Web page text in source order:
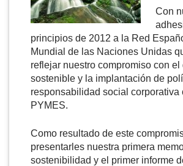
Con
principios de 2012 a la Red
Mundial de las Naciones Unidas
reflejar nuestro compromiso con
sostenible y la implantación de
responsabilidad social corporativa
PYMES.
Como resultado de este
presentarles nuestra primera
sostenibilidad y el primer informe